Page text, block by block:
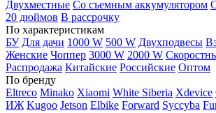
Двухместные Со съемным аккумулятором
20 дюймов В рассрочку
По характеристикам
БУ Для дачи 1000 W 500 W Двухподвесы
Женские Чоппер 3000 W 2000 W
Распродажа Китайские Российские Оптом
По бренду
Eltreco Minako Xiaomi White Siberia Xdevice
ИЖ Kugoo Jetson Elbike Forward Syccyba